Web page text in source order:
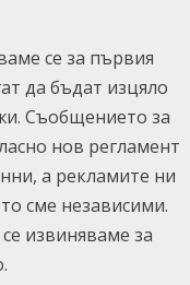
се за първия
да бъдат изцяло
Съобщението за
нов регламент
а рекламите ни
сме независими.
извиняваме за